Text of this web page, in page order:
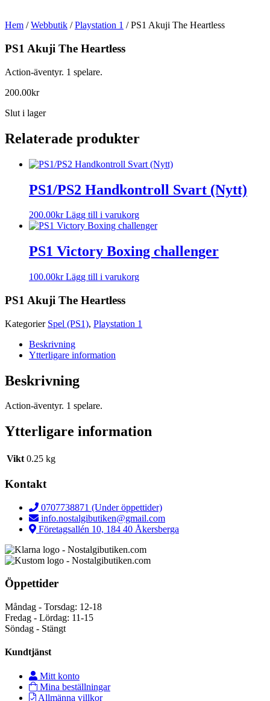
Hem /Webbutik /Playstation 1 / PS1 Akuji The Heartless
PS1 Akuji The Heartless
Action-äventyr. 1 spelare.
200.00kr
Slut i lager
Relaterade produkter
PS1/PS2 Handkontroll Svart (Nytt)
200.00kr Lägg till i varukorg
PS1 Victory Boxing challenger
100.00kr Lägg till i varukorg
PS1 Akuji The Heartless
Kategorier Spel (PS1), Playstation 1
Beskrivning
Ytterligare information
Beskrivning
Action-äventyr. 1 spelare.
Ytterligare information
Vikt 0.25 kg
Kontakt
0707738871 (Under öppettider)
info.nostalgibutiken@gmail.com
Företagsallén 10, 184 40 Åkersberga
Öppettider
Måndag - Torsdag: 12-18
Fredag - Lördag: 11-15
Söndag - Stängt
Kundtjänst
Mitt konto
Mina beställningar
Allmänna villkor